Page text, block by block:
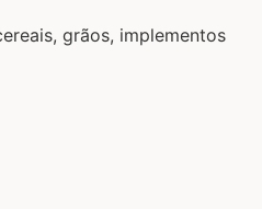
grãos, implementos